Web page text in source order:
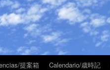
提案箱 Calendario/歳時記